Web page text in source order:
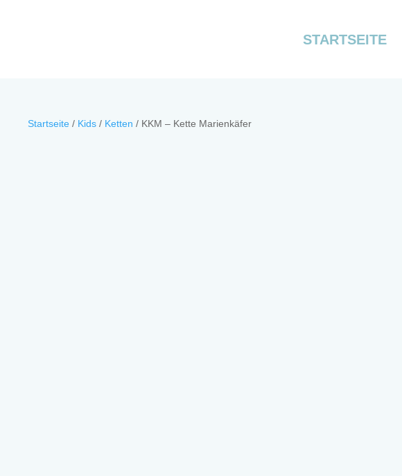
STARTSEITE
Startseite / Kids / Ketten / KKM – Kette Marienkäfer